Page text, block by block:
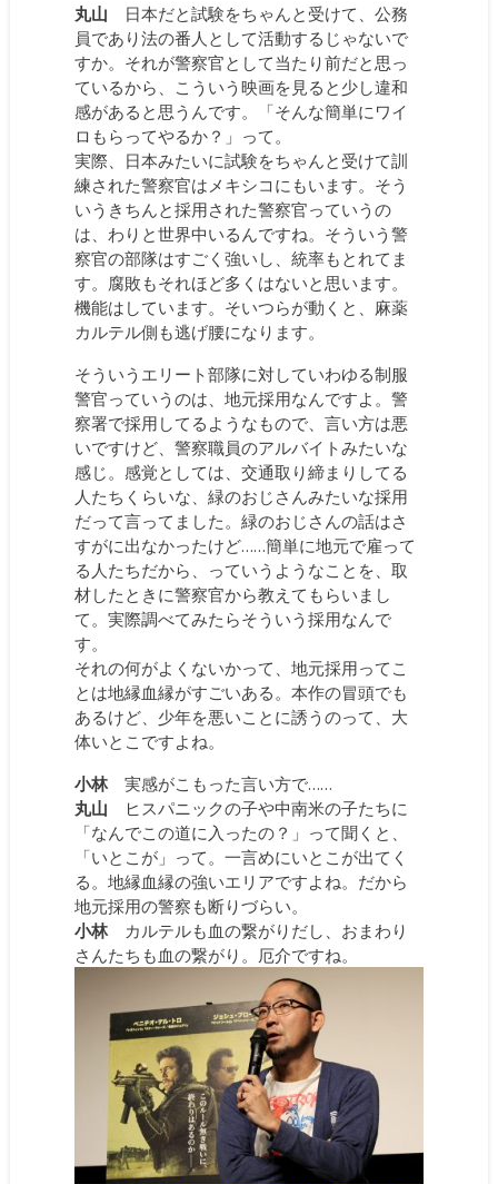
丸山 日本だと試験をちゃんと受けて、公務
員であり法の番人として活動するじゃないで
すか。それが警察官として当たり前だと思っ
ているから、こういう映画を見ると少し違和
感があると思うんです。「そんな簡単にワイ
ロもらってやるか？」って。
実際、日本みたいに試験をちゃんと受けて訓
練された警察官はメキシコにもいます。そう
いうきちんと採用された警察官っていうの
は、わりと世界中いるんですね。そういう警
察官の部隊はすごく強いし、統率もとれてま
す。腐敗もそれほど多くはないと思います。
機能はしています。そいつらが動くと、麻薬
カルテル側も逃げ腰になります。
そういうエリート部隊に対していわゆる制服
警官っていうのは、地元採用なんですよ。警
察署で採用してるようなもので、言い方は悪
いですけど、警察職員のアルバイトみたいな
感じ。感覚としては、交通取り締まりしてる
人たちくらいな、緑のおじさんみたいな採用
だって言ってました。緑のおじさんの話はさ
すがに出なかったけど……簡単に地元で雇って
る人たちだから、っていうようなことを、取
材したときに警察官から教えてもらいまし
て。実際調べてみたらそういう採用なんで
す。
それの何がよくないかって、地元採用ってこ
とは地縁血縁がすごいある。本作の冒頭でも
あるけど、少年を悪いことに誘うのって、大
体いとこですよね。
小林実感がこもった言い方で……
丸山 ヒスパニックの子や中南米の子たちに
「なんでこの道に入ったの？」って聞くと、
「いとこが」って。一言めにいとこが出てく
る。地縁血縁の強いエリアですよね。だから
地元採用の警察も断りづらい。
小林カルテルも血の繋がりだし、おまわり
さんたちも血の繋がり。厄介ですね。